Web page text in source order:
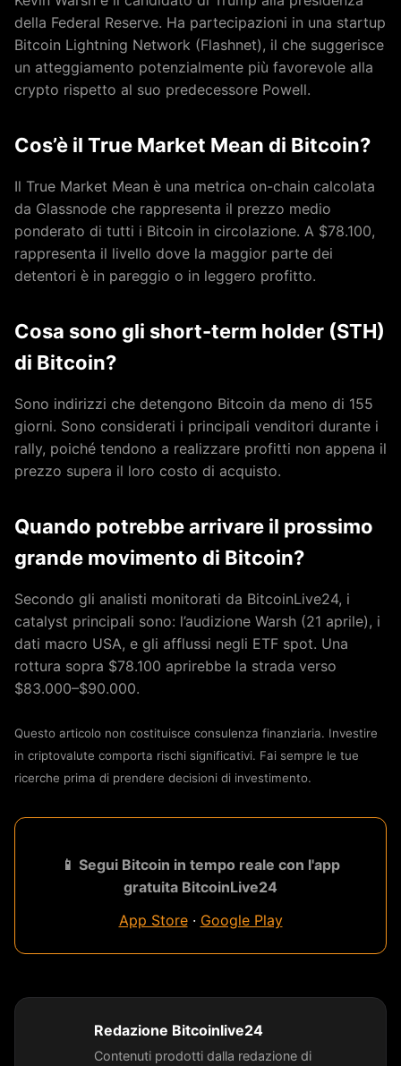
della Federal Reserve. Ha partecipazioni in una startup
Bitcoin Lightning Network (Flashnet), il che suggerisce
un atteggiamento potenzialmente più favorevole alla
crypto rispetto al suo predecessore Powell.
Cos’è il True Market Mean di Bitcoin?
Il True Market Mean è una metrica on-chain calcolata
da Glassnode che rappresenta il prezzo medio
ponderato di tutti i Bitcoin in circolazione. A $78.100,
rappresenta il livello dove la maggior parte dei
detentori è in pareggio o in leggero profitto.
Cosa sono gli short-term holder (STH)
di Bitcoin?
Sono indirizzi che detengono Bitcoin da meno di 155
giorni. Sono considerati i principali venditori durante i
rally, poiché tendono a realizzare profitti non appena il
prezzo supera il loro costo di acquisto.
Quando potrebbe arrivare il prossimo
grande movimento di Bitcoin?
Secondo gli analisti monitorati da BitcoinLive24, i
catalyst principali sono: l’audizione Warsh (21 aprile), i
dati macro USA, e gli afflussi negli ETF spot. Una
rottura sopra $78.100 aprirebbe la strada verso
$83.000–$90.000.
Questo articolo non costituisce consulenza finanziaria. Investire
in criptovalute comporta rischi significativi. Fai sempre le tue
ricerche prima di prendere decisioni di investimento.
📱 Segui Bitcoin in tempo reale con l'app
gratuita BitcoinLive24
App Store· Google Play
Redazione Bitcoinlive24
Contenuti prodotti dalla redazione di